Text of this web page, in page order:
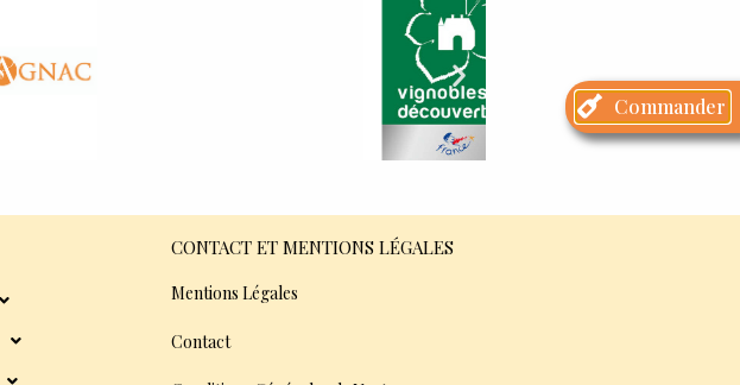
CONTACT ET MENTIONS LÉGALES
Mentions Légales
Contact
Commander